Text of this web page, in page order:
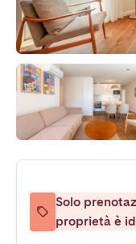
Solo
proprietà è